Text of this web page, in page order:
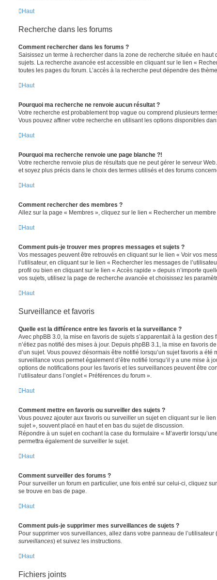
Haut
Recherche dans les forums
Comment rechercher dans les forums ?
Saisissez un terme à rechercher dans la zone de recherche située en haut
sujets. La recherche avancée est accessible en cliquant sur le lien «
toutes les pages du forum. L’accès à la recherche peut dépendre des
Haut
Pourquoi ma recherche ne renvoie aucun résultat ?
Votre recherche est probablement trop vague ou comprend plusieurs
Vous pouvez affiner votre recherche en utilisant les options disponibles
Haut
Pourquoi ma recherche renvoie une page blanche ?!
Votre recherche renvoie plus de résultats que ne peut gérer le serveur
et soyez plus précis dans le choix des termes utilisés et des forums
Haut
Comment rechercher des membres ?
Allez sur la page « Membres », cliquez sur le lien « Rechercher un membre
Haut
Comment puis-je trouver mes propres messages et sujets ?
Vos messages peuvent être retrouvés en cliquant sur le lien « Voir vos
l’utilisateur, en cliquant sur le lien « Rechercher les messages de
profil ou bien en cliquant sur le lien « Accès rapide » depuis n’importe
vos sujets, utilisez la page de recherche avancée et choisissez les
Haut
Surveillance et favoris
Quelle est la différence entre les favoris et la surveillance ?
Avec phpBB 3.0, la mise en favoris de sujets s’apparentait à la gestion des
n’étiez pas notifié des mises à jour. Depuis phpBB 3.1, la mise en favoris
d’un sujet. Vous pouvez désormais être notifié lorsqu’un sujet favoris a été
surveillance vous permet également d’être notifié lorsqu’il y a une mise à
options de notifications pour les favoris et les surveillances peuvent être
l’utilisateur dans l’onglet « Préférences du forum ».
Haut
Comment mettre en favoris ou surveiller des sujets ?
Vous pouvez ajouter aux favoris ou surveiller un sujet en cliquant sur le
sujet », souvent placé en haut et en bas du sujet de discussion.
Répondre à un sujet en cochant la case du formulaire « M’avertir
permettra également de surveiller le sujet.
Haut
Comment surveiller des forums ?
Pour surveiller un forum en particulier, une fois entré sur celui-ci, cliquez
se trouve en bas de page.
Haut
Comment puis-je supprimer mes surveillances de sujets ?
Pour supprimer vos surveillances, allez dans votre panneau de l’utilisateur
surveillances) et suivez les instructions.
Haut
Fichiers joints